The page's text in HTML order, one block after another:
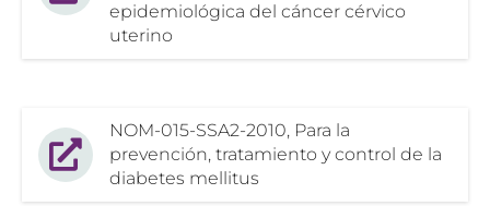
epidemiológica del cáncer cérvico
uterino
NOM-015-SSA2-2010, Para la
prevención, tratamiento y control de la
diabetes mellitus